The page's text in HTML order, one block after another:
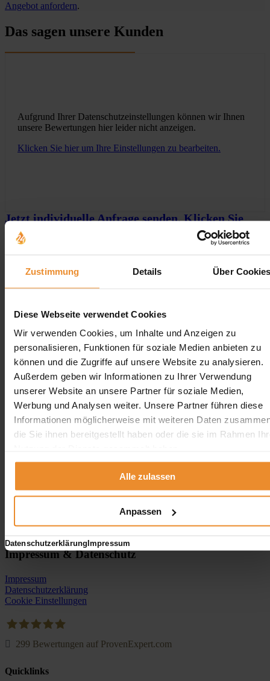
Zustimmung Details Über
Diese Webseite verwendet Cookies
Wir verwenden Cookies, um Inhalte und Anzeigen zu
personalisieren, Funktionen für soziale Medien anbieten zu
können und die Zugriffe auf unsere Website zu analysieren.
Außerdem geben wir Informationen zu Ihrer Verwendung
unserer Website an unsere Partner für soziale Medien,
Werbung und Analysen weiter. Unsere Partner führen diese
Informationen möglicherweise mit weiteren Daten
die Sie ihnen bereitgestellt haben oder die sie im Rahmen
Alle zulassen
Anpassen
DatenschutzerklärungImpressum
Angebot anfordern.
Das sagen unsere Kunden
Aufgrund Ihrer Datenschutzeinstellungen können wir Ihnen
unsere Bewertungen hier leider nicht anzeigen.
Klicken Sie hier um Ihre Einstellungen zu bearbeiten.
Jetzt individuelle Anfrage senden. Klicken Sie
hier!
gerne ein unverbindliches Angebot!
Aufgrund Ihrer Datenschutzeinstellungen können wir Ihnen
unsere ProvenExpert Bewertungen hier leider nicht anzeigen.
Klicken Sie hier um Ihre Einstellungen zu bearbeiten.
Wolfgang Schlösser / Öltank24
Impressum & Datenschutz
Impressum
Datenschutzerklärung
Cookie Einstellungen
299 Bewertungen auf ProvenExpert.com
Quicklinks